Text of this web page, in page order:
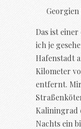
Georgien
Das ist
ich je
Hafenstadt
Kilometer
entfernt.
Kaliningrad
Nachts ein